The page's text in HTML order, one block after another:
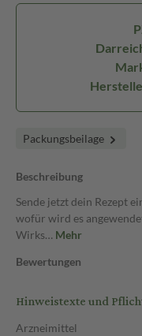
Packungsbeilage
Beschreibung
Sende jetzt dein Rezept
wofür wird es
Wirks… Mehr
Bewertungen
Hinweistexte und
Arzneimittel